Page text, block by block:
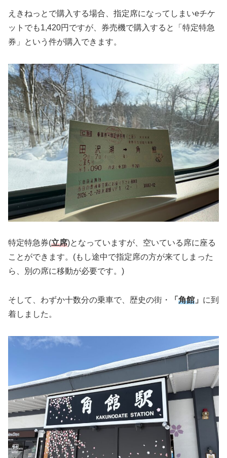
えきねっとで購入する場合、指定席になってしまいeチケ
ットでも1,420円ですが、券売機で購入すると「特定特急
券」という件が購入できます。
特定特急券(立席)となっていますが、空いている席に座る
ことができます。(もし途中で指定席の方が来てしまった
ら、別の席に移動が必要です。)
そして、わずか十数分の乗車で、歴史の街・ 「 角館 」 に到
着しました。